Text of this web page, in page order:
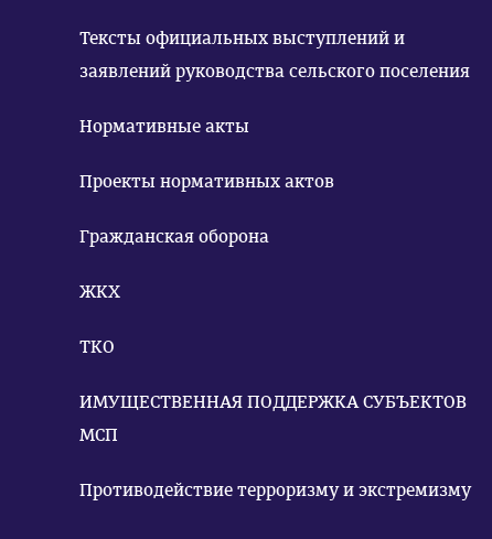
Тексты официальных выступлений и
заявлений руководства сельского поселения
Нормативные акты
Проекты нормативных актов
Гражданская оборона
ЖКХ
ТКО
ИМУЩЕСТВЕННАЯ ПОДДЕРЖКА СУБЪЕКТОВ
МСП
Противодействие терроризму и экстремизму